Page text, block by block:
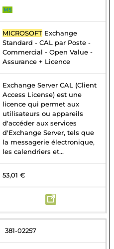
MS
MICROSOFT Exchange
Standard - CAL par Poste -
Commercial - Open Value -
Assurance + Licence
Exchange Server CAL (Client
Access License) est une
licence qui permet aux
utilisateurs ou appareils
d'accéder aux services
d'Exchange Server, tels que
la messagerie électronique,
les calendriers et...
53,01 €
381-02257